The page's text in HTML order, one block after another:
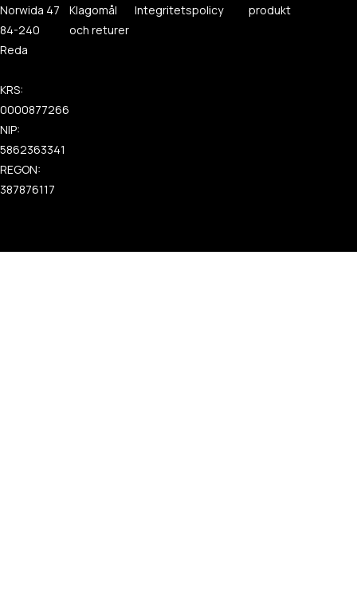
Norwida 47
84-240
Reda
KRS:
0000877266
NIP:
5862363341
REGON:
387876117
Klagomål
och returer
Integritetspolicy
produkt